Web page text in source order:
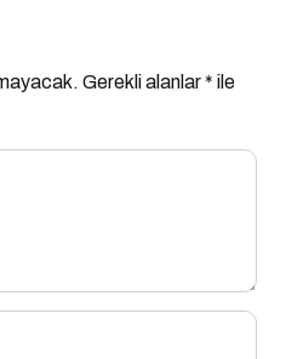
Gerekli alanlar* ile